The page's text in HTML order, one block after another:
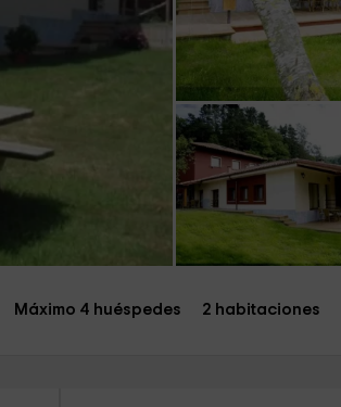
Máximo 4 huéspedes 2 habitaciones